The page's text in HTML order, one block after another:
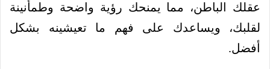
عقلك الباطن، مما يمنحك رؤية واضحة وطمأنينة
لقلبك، ويساعدك على فهم ما تعيشينه بشكل
أفضل.